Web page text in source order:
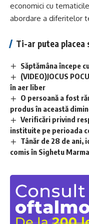
economici cu
abordare a diferitelor
Ti-ar putea placea
Săptămâna începe
(VIDEO)JOCUS
în aer liber
O persoană a fost
produs în această
Verificări privind
instituite pe perioada
Tânăr de 28 de
comis în Sighetu